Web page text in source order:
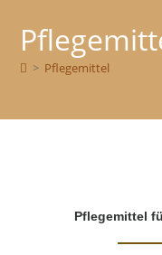
> Pflegemittel
Pflegemittel